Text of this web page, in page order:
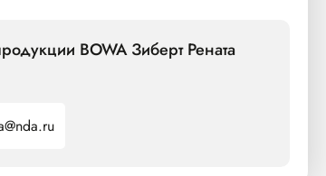
BOWA Зиберт Рената